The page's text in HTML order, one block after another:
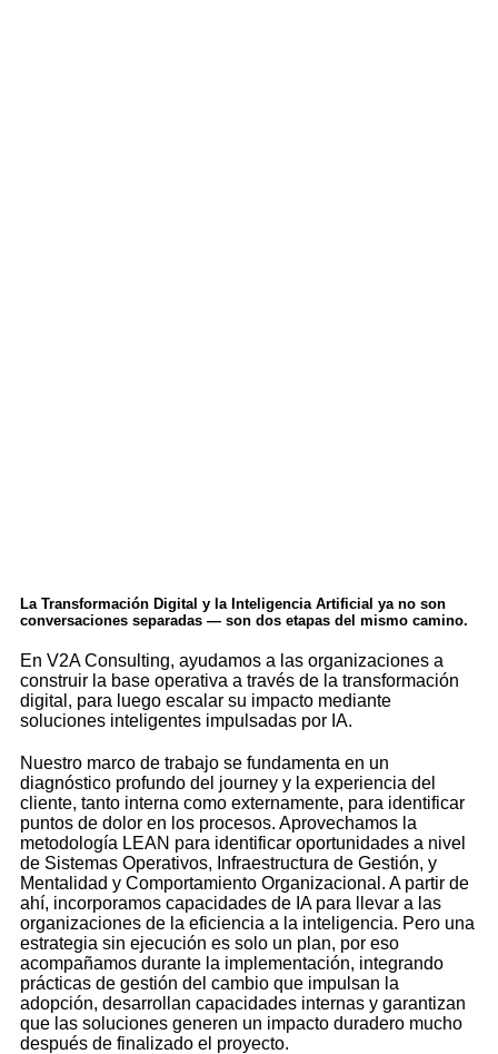
La Transformación Digital y la Inteligencia Artificial ya no son
conversaciones separadas — son dos etapas del mismo camino.
En V2A Consulting, ayudamos a las organizaciones a
construir la base operativa a través de la transformación
digital, para luego escalar su impacto mediante
soluciones inteligentes impulsadas por IA.
Nuestro marco de trabajo se fundamenta en un
diagnóstico profundo del journey y la experiencia del
cliente, tanto interna como externamente, para identificar
puntos de dolor en los procesos. Aprovechamos la
metodología LEAN para identificar oportunidades a nivel
de Sistemas Operativos, Infraestructura de Gestión, y
Mentalidad y Comportamiento Organizacional. A partir de
ahí, incorporamos capacidades de IA para llevar a las
organizaciones de la eficiencia a la inteligencia. Pero una
estrategia sin ejecución es solo un plan, por eso
acompañamos durante la implementación, integrando
prácticas de gestión del cambio que impulsan la
adopción, desarrollan capacidades internas y garantizan
que las soluciones generen un impacto duradero mucho
después de finalizado el proyecto.